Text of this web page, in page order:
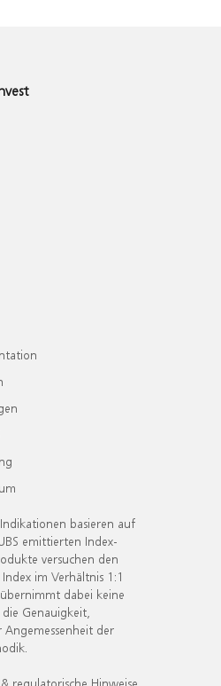
basieren auf
emittierten Index-
versuchen den
im Verhältnis 1:1
dabei keine
Genauigkeit,
der